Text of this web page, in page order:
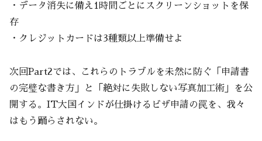
・データ消失に備え1時間ごとにスクリーンショットを保
存
・クレジットカードは3種類以上準備せよ
次回Part2では、これらのトラブルを未然に防ぐ「申請書
の完璧な書き方」と「絶対に失敗しない写真加工術」を公
開する。IT大国インドが仕掛けるビザ申請の罠を、我々
はもう踊らされない。